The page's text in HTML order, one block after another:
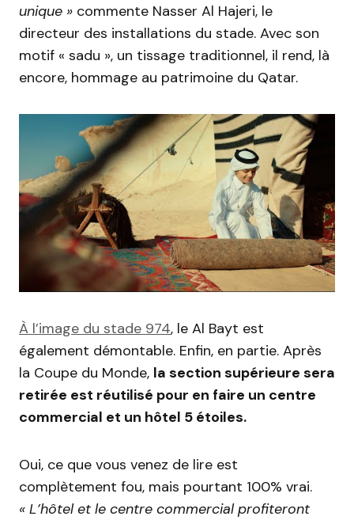
unique » commente Nasser Al Hajeri, le
directeur des installations du stade. Avec son
motif « sadu », un tissage traditionnel, il rend, là
encore, hommage au patrimoine du Qatar.
À l’image du stade 974, le Al Bayt est
également démontable. Enfin, en partie. Après
la Coupe du Monde, la section supérieure sera
retirée est réutilisé pour en faire un centre
commercial et un hôtel 5 étoiles.
Oui, ce que vous venez de lire est
complètement fou, mais pourtant 100% vrai.
« L’hôtel et le centre commercial profiteront